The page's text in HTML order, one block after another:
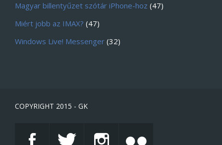
Magyar billentyűzet szótár iPhone-hoz (47)
Miért jobb az IMAX? (47)
Windows Live! Messenger (32)
COPYRIGHT 2015 - GK